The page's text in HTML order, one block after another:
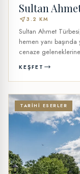
Sultan
near_me3.2 KM
Sultan Ahmet
hemen yanı
cenaze
KEŞFET
TARIHI ESERLER